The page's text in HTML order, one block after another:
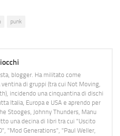
punk
blogger. Ha militato come
di gruppi (tra cui Not Moving,
incidendo una cinquantina di dischi
Italia, Europa e USA e aprendo per
Stooges, Johnny Thunders, Manu
una decina di libri tra cui "Uscito
"Mod Generations", "Paul Weller,